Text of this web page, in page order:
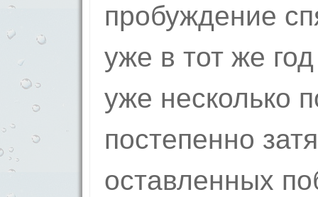
пробуждение
уже в тот же
уже несколько
постепенно
оставленных